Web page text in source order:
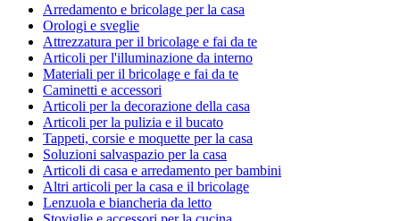
Arredamento e bricolage per la casa
Orologi e sveglie
Attrezzatura per il bricolage e fai da te
Articoli per l'illuminazione da interno
Materiali per il bricolage e fai da te
Caminetti e accessori
Articoli per la decorazione della casa
Articoli per la pulizia e il bucato
Tappeti, corsie e moquette per la casa
Soluzioni salvaspazio per la casa
Articoli di casa e arredamento per bambini
Altri articoli per la casa e il bricolage
Lenzuola e biancheria da letto